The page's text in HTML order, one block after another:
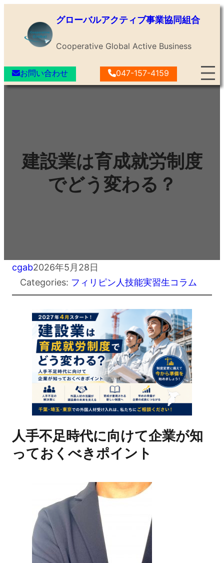
キ
ッ
グローバルアクティブ事業協同組合
Cooperative Global Active Business
お問い合わせ 047-157-4159
建設業は育成就労制度
でどう変わる？
cgab2026年5月28日
Categories: フィリピン人技能実習生コラム
人手不足時代に向けて企業が知
っておくべきポイント